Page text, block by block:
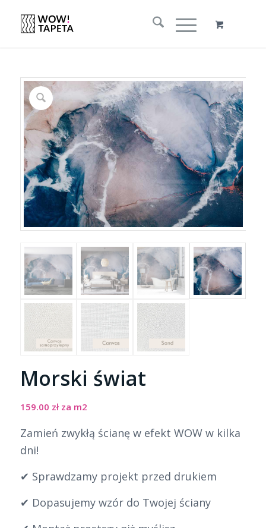
Morski świat
159.00 złza m2
Zamień zwykłą ścianę w efekt WOW w kilka
dni!
✔ Sprawdzamy projekt przed drukiem
✔ Dopasujemy wzór do Twojej ściany